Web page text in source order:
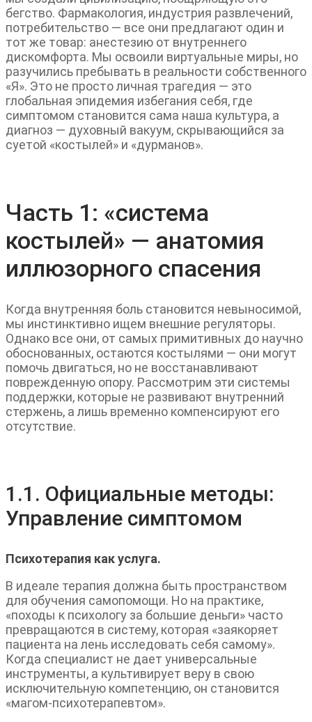
бегство. Фармакология, индустрия развлечений,
потребительство — все они предлагают один и
тот же товар: анестезию от внутреннего
дискомфорта. Мы освоили виртуальные миры, но
разучились пребывать в реальности собственного
«Я». Это не просто личная трагедия — это
глобальная эпидемия избегания себя, где
симптомом становится сама наша культура, а
диагноз — духовный вакуум, скрывающийся за
суетой «костылей» и «дурманов».
Часть 1: «система
костылей» — анатомия
иллюзорного спасения
Когда внутренняя боль становится невыносимой,
мы инстинктивно ищем внешние регуляторы.
Однако все они, от самых примитивных до научно
обоснованных, остаются костылями — они могут
помочь двигаться, но не восстанавливают
поврежденную опору. Рассмотрим эти системы
поддержки, которые не развивают внутренний
стержень, а лишь временно компенсируют его
отсутствие.
1.1. Официальные методы:
Управление симптомом
Психотерапия как услуга.
В идеале терапия должна быть пространством
для обучения самопомощи. Но на практике,
«походы к психологу за большие деньги» часто
превращаются в систему, которая «заякоряет
пациента на лень исследовать себя самому».
Когда специалист не дает универсальные
инструменты, а культивирует веру в свою
исключительную компетенцию, он становится
«магом-психотерапевтом».